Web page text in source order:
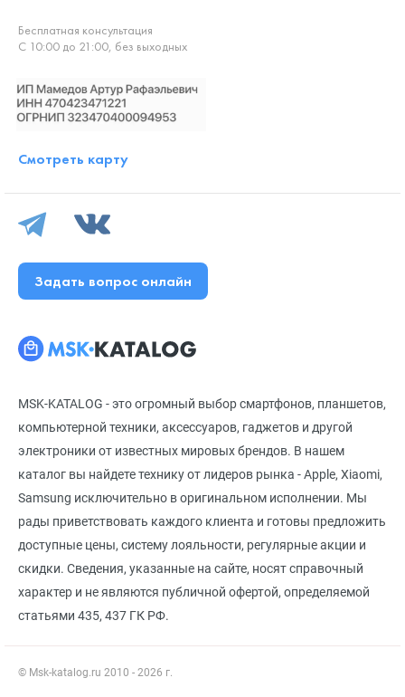
MSK-KATALOG - это огромный выбор смартфонов, планшетов,
компьютерной техники, аксессуаров, гаджетов и другой
электроники от известных мировых брендов. В нашем
каталог вы найдете технику от лидеров рынка - Apple, Xiaomi,
Samsung исключительно в оригинальном исполнении. Мы
рады приветствовать каждого клиента и готовы предложить
доступные цены, систему лояльности, регулярные акции и
скидки. Сведения, указанные на сайте, носят справочный
характер и не являются публичной офертой, определяемой
статьями 435, 437 ГК РФ.
© Msk-katalog.ru 2010 - 2026 г.
Бесплатная консультация
С 10:00 до 21:00, без выходных
Смотреть карту
Задать вопрос онлайн